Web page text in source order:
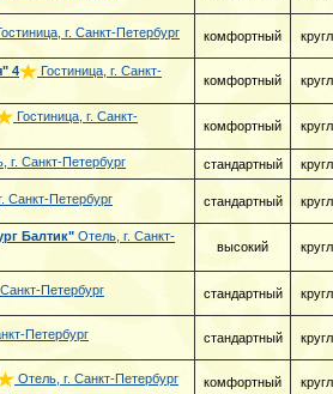
г. Санкт-Петербург комфортный
4
Гостиница, г. Санкт-
комфортный
Гостиница, г. Санкт-
комфортный
г. Санкт-Петербург стандартный
Санкт-Петербург стандартный
Балтик" Отель, г. Санкт-
высокий
Петербург стандартный
Петербург стандартный
Отель, г. Санкт-Петербург комфортный